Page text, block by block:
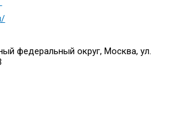
федеральный округ, Москва, ул.